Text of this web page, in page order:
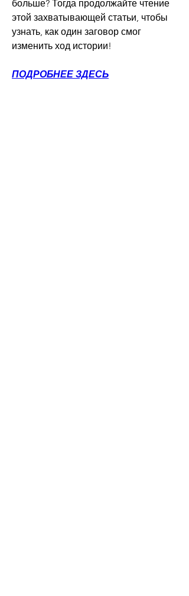
больше? Тогда продолжайте чтение
этой захватывающей статьи, чтобы
узнать, как один заговор смог
изменить ход истории!
ПОДРОБНЕЕ ЗДЕСЬ